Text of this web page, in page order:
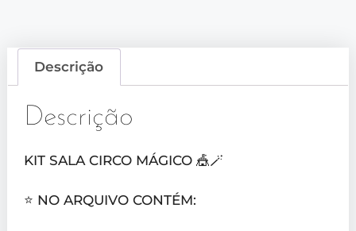
Descrição
Descrição
KIT SALA CIRCO MÁGICO 🎪🪄
⭐️ NO ARQUIVO CONTÉM: